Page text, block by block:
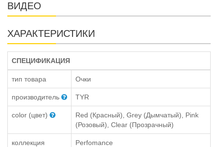
ВИДЕО
ХАРАКТЕРИСТИКИ
СПЕЦИФИКАЦИЯ
тип товара Очки
производитель TYR
color (цвет)
Red (Красный), Grey (Дымчатый), Pink
(Розовый), Clear (Прозрачный)
коллекция Perfomance